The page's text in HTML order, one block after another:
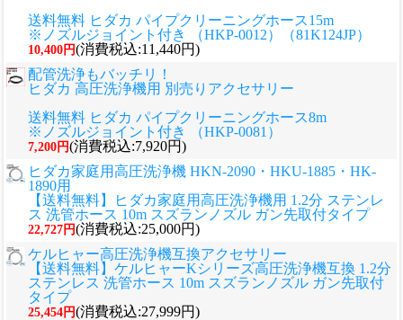
送料無料 ヒダカ パイプクリーニングホース15m
※ノズルジョイント付き （HKP-0012）（81K124JP）
10,400円(消費税込:11,440円)
配管洗浄もバッチリ！
ヒダカ 高圧洗浄機用 別売りアクセサリー
送料無料 ヒダカ パイプクリーニングホース8m
※ノズルジョイント付き （HKP-0081）
7,200円(消費税込:7,920円)
ヒダカ家庭用高圧洗浄機 HKN-2090・HKU-1885・HK-
1890用
【送料無料】ヒダカ家庭用高圧洗浄機用 1.2分 ステンレ
ス 洗管ホース 10m スズランノズル ガン先取付タイプ
22,727円(消費税込:25,000円)
ケルヒャー高圧洗浄機互換アクセサリー
【送料無料】ケルヒャーKシリーズ高圧洗浄機互換 1.2分
ステンレス 洗管ホース 10m スズランノズル ガン先取付
タイプ
25,454円(消費税込:27,999円)